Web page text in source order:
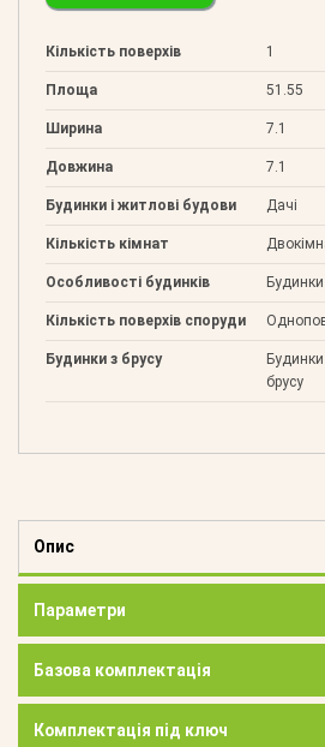
Кількість поверхів 1
Площа 51.55
Ширина 7.1
Довжина 7.1
Будинки і житлові будови Дачі
Кількість кімнат
Особливості будинків
Кількість поверхів споруди
Будинки з брусу
брусу
Опис
Параметри
Базова комплектація
Комплектація під ключ